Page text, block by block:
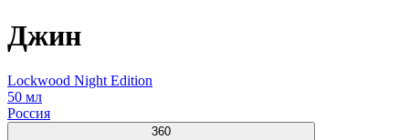
Джин
Lockwood Night Edition
50 мл
Россия
360